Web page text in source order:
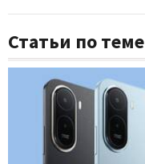
Статьи по теме